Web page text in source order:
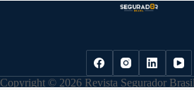
Copyright © 2026 Revista Segurador